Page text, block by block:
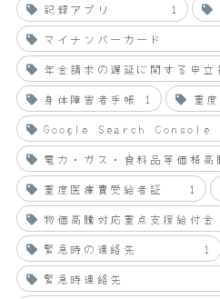
記録アプリ 1
マイナンバーカード
年金請求の遅延に関する申立
身体障害者手帳
1 重
Google Search Console
電力・ガス・食料品等価格高
重度医療費受給者証
1
物価高騰対応重点支援給付金
緊急時の連絡先
1
緊急時連絡先